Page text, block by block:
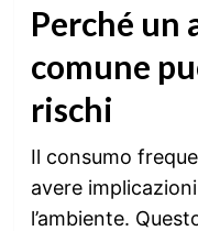
Perché un
comune
rischi
Il consumo
avere
l’ambiente.